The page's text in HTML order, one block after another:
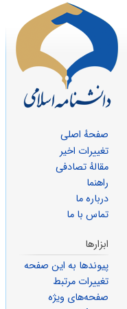
صفحهٔ اصلی
تغییرات اخیر
مقالهٔ تصادفی
راهنما
درباره ما
تماس با ما
ابزارها
پیوندها به این صفحه
تغییرات مرتبط
صفحه‌های ویژه